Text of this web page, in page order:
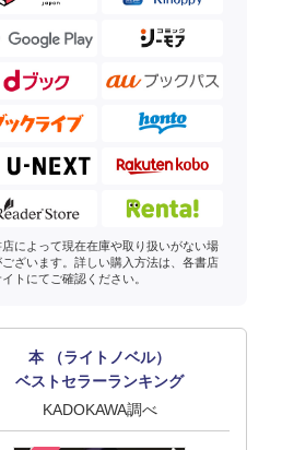
によって現在在庫や取り扱いがない場
ございます。詳しい購入方法は、各書店
トにてご確認ください。
本 （ライトノベル）
ベストセラーランキング
KADOKAWA調べ